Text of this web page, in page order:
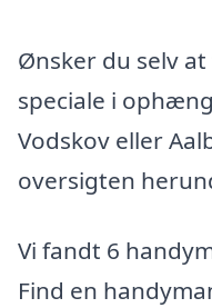
Ønsker du selv
speciale i
Vodskov eller
oversigten
Vi fandt 6
Find en